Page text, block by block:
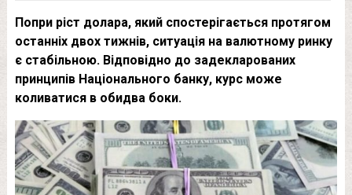
Попри ріст долара, який спостерігається протягом
останніх двох тижнів, ситуація на валютному ринку
є стабільною. Відповідно до задекларованих
принципів Національного банку, курс може
коливатися в обидва боки.